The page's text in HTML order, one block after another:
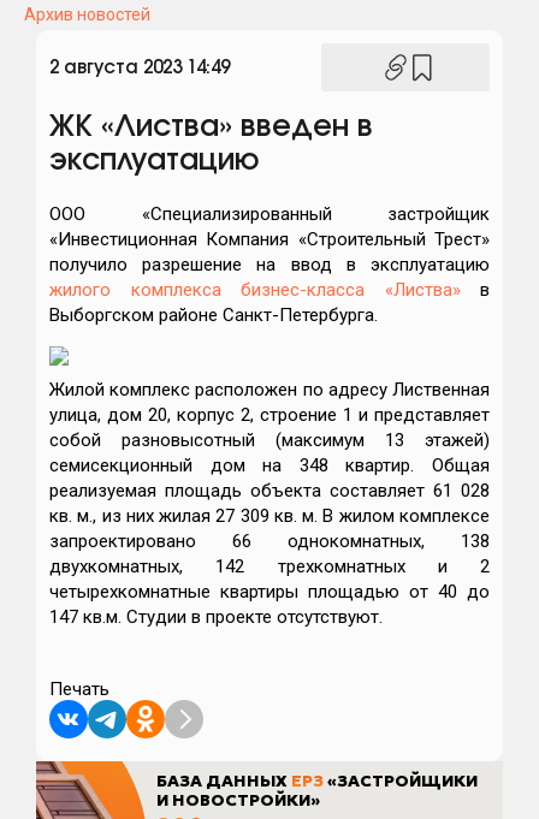
Архив новостей
2 августа 2023 14:49
ЖК «Листва» введен в
эксплуатацию
ООО «Специализированный застройщик
«Инвестиционная Компания «Строительный Трест»
получило разрешение на ввод в эксплуатацию
жилого комплекса бизнес-класса «Листва»в
Выборгском районе Санкт-Петербурга.
Жилой комплекс расположен по адресу Лиственная
улица, дом 20, корпус 2, строение 1 и представляет
собой разновысотный (максимум 13 этажей)
семисекционный дом на 348 квартир. Общая
реализуемая площадь объекта составляет 61 028
кв. м., из них жилая 27 309 кв. м. В жилом комплексе
запроектировано 66 однокомнатных, 138
двухкомнатных, 142 трехкомнатных и 2
четырехкомнатные квартиры площадью от 40 до
147 кв.м. Студии в проекте отсутствуют.
Печать